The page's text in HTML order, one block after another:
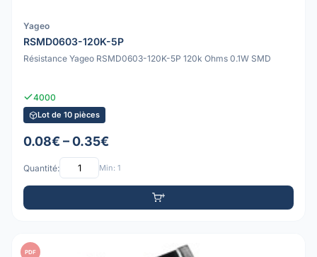
Yageo
RSMD0603-120K-5P
Résistance Yageo RSMD0603-120K-5P 120k Ohms 0.1W SMD
4000
Lot de 10 pièces
0.08€ – 0.35€
Quantité: Min: 1
PDF